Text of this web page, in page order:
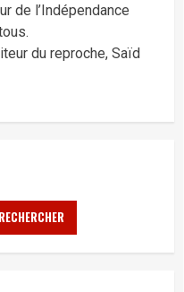
de l’Indépendance
du reproche, Saïd
RECHERCHER